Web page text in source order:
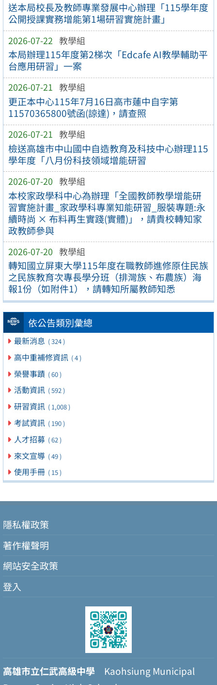
送本局校長及教師專業發展中心辦理「115學年度
公開授課實務增能第1場研習實施計畫」
2026-07-22 教學組
本局辦理115年度第2梯次「Edcafe AI教學輔助平
台應用研習」一案
2026-07-21 教學組
更正本中心115年7月16日高市蓮中自字第
11570365800號函(諒達)，請查照
2026-07-21 教學組
檢送高雄市中山國中自造教育及科技中心辦理115
學年度「八月份科技領域增能研習
2026-07-20 教學組
本校家政學科中心為辦理「全國教師教學增能研
習實施計畫_家政學科專業知能研習_服裝專題:永
續時尚 × 布料再生實踐(實體)」，請貴校轉知家
政教師參與
2026-07-20 教學組
轉知國立屏東大學115年度在職教師進修原住民族
之民族教育次專長學分班（排灣族、布農族）海
報1份（如附件1），請轉知所屬教師知悉
依公告類別彙總
最新消息 ( 324 )
高中重補修資訊 ( 4 )
榮譽事蹟 ( 60 )
活動資訊 ( 592 )
研習資訊 ( 1,008 )
考試資訊 ( 190 )
人才招募 ( 62 )
來文宣導 ( 49 )
使用手冊 ( 15 )
隱私權政策
著作權聲明
網站安全政策
登入
高雄市立仁武高級中學 Kaohsiung Municipal